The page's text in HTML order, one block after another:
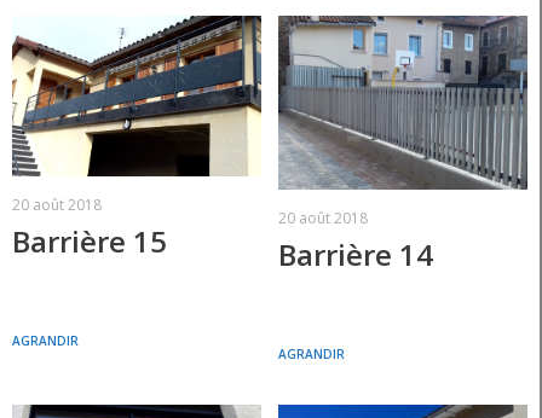
20 août 2018
Barrière 15
AGRANDIR
20 août 2018
Barrière 14
AGRANDIR